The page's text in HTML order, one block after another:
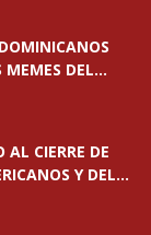
MEMES DEL...
CIERRE DE
Y DEL...